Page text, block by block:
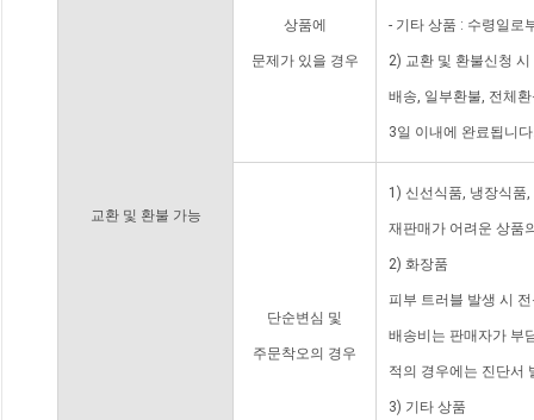
교환 및 환불 가능
상품에
문제가 있을 경우
- 기타 상품 : 수령일로
2) 교환 및 환불신청
배송, 일부환불, 전체
3일 이내에 완료됩니
단순변심 및
주문착오의 경우
1) 신선식품, 냉장식품
재판매가 어려운 상품
2) 화장품
피부 트러블 발생 시
배송비는 판매자가 부
적의 경우에는 진단서
3) 기타 상품